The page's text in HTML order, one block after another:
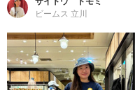
ビームス 立川